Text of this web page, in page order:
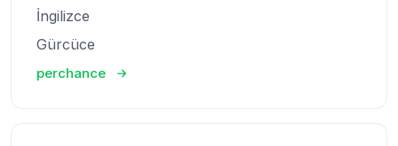
İngilizce
Gürcüce
perchance